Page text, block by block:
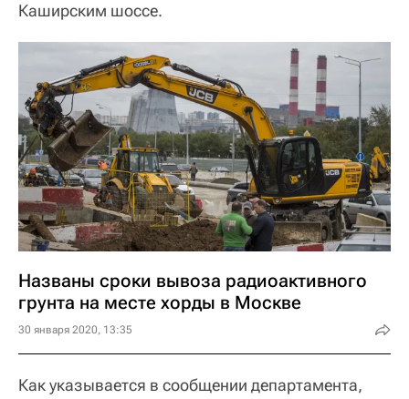
Каширским шоссе.
Названы сроки вывоза радиоактивного
грунта на месте хорды в Москве
30 января 2020, 13:35
Как указывается в сообщении департамента,